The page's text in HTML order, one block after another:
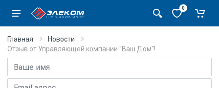
0
Главная
Новости
Отзыв от Управляющей компании "Ваш Дом"!
Имя
E-mail адрес